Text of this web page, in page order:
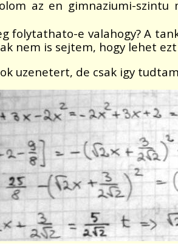
az en gimnaziumi-szintu
folytathato-e valahogy? A
nem is sejtem, hogy lehet
uzenetert, de csak igy